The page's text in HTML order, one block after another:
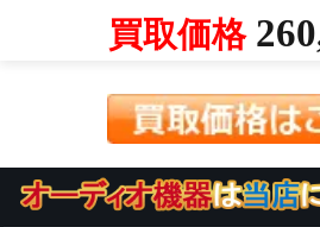
買取価格